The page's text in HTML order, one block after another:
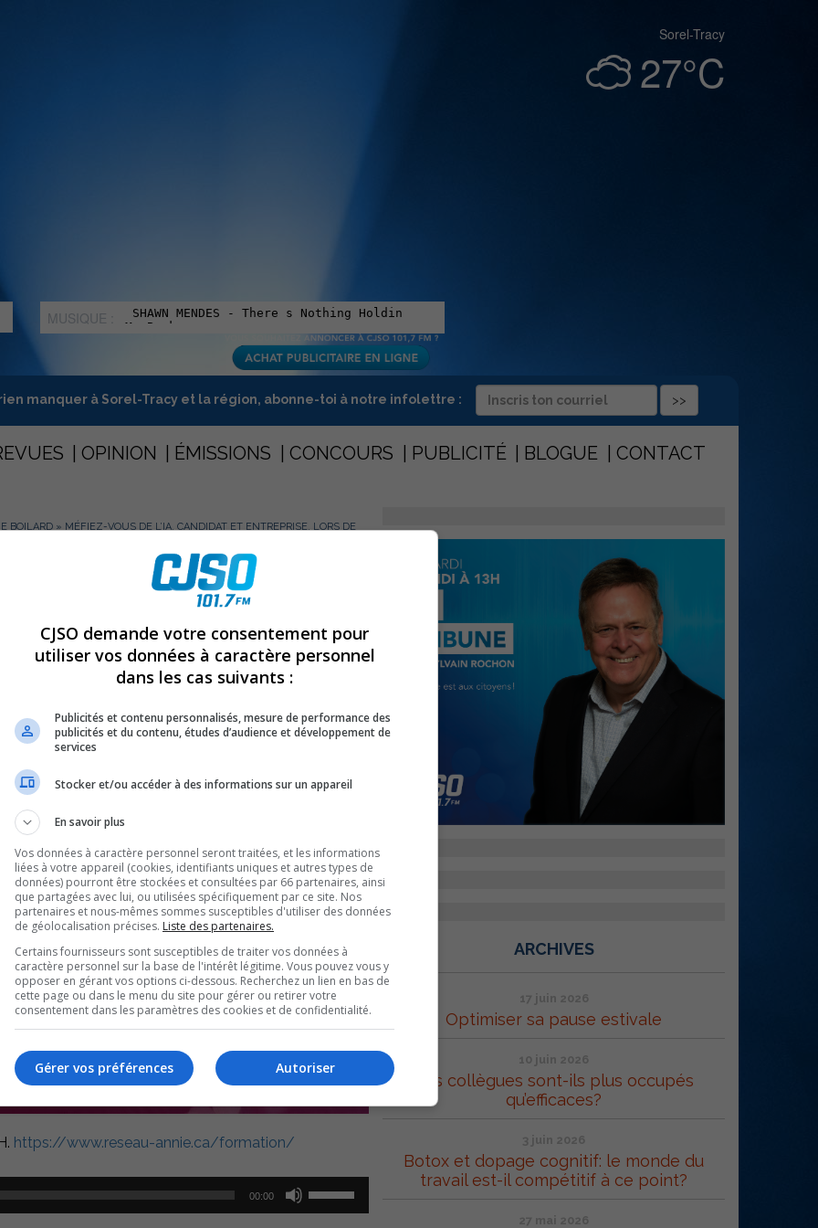
Sorel-Tracy
27°C
MUSIQUE :
manquer à Sorel-Tracy et la région, abonne-toi à notre infolettre :
OPINION ÉMISSIONS CONCOURS PUBLICITÉ BLOGUE CONTACT
BOILARD » MÉFIEZ-VOUS DE L’IA, CANDIDAT ET ENTREPRISE, LORS DE
et entreprise, lors de processus
https://www.reseau-annie.ca/formation/
00:00
les
ARCHIVES
17 juin 2026
Optimiser sa pause estivale
10 juin 2026
Vos collègues sont-ils plus occupés
qu’efficaces?
3 juin 2026
Botox et dopage cognitif: le monde du
travail est-il compétitif à ce point?
27 mai 2026
CJSO demande votre consentement pour
utiliser vos données à caractère personnel
dans les cas suivants :
Publicités et contenu personnalisés, mesure de performance des
publicités et du contenu, études d’audience et développement de
services
Stocker et/ou accéder à des informations sur un appareil
En savoir plus
Vos données à caractère personnel seront traitées, et les informations
liées à votre appareil (cookies, identifiants uniques et autres types de
données) pourront être stockées et consultées par 66 partenaires, ainsi
que partagées avec lui, ou utilisées spécifiquement par ce site. Nos
partenaires et nous-mêmes sommes susceptibles d'utiliser des données
de géolocalisation précises. Liste des partenaires.
Certains fournisseurs sont susceptibles de traiter vos données à
caractère personnel sur la base de l'intérêt légitime. Vous pouvez vous y
opposer en gérant vos options ci-dessous. Recherchez un lien en bas de
cette page ou dans le menu du site pour gérer ou retirer votre
consentement dans les paramètres des cookies et de confidentialité.
Autoriser
Gérer vos préférences